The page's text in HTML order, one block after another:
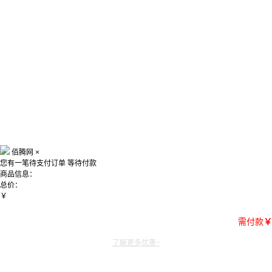
佰腾网 ×
您有一笔待支付订单 等待付款
商品信息：
总价：
￥
需付款￥
了解更多优惠~